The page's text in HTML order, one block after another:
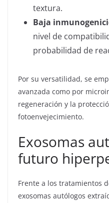
textura.
Baja
nivel de
probabilidad de
Por su versatilidad, se
avanzada como por
regeneración y la
fotoenvejecimiento.
Exosomas
futuro
Frente a los tratamientos
exosomas autólogos